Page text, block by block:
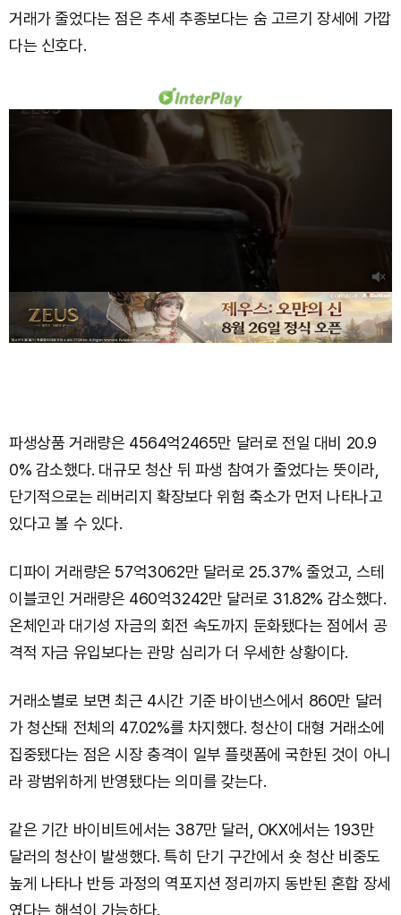
거래가 줄었다는 점은 추세 추종보다는 숨 고르기 장세에 가깝
다는 신호다.
파생상품 거래량은 4564억2465만 달러로 전일 대비 20.9
0% 감소했다. 대규모 청산 뒤 파생 참여가 줄었다는 뜻이라,
단기적으로는 레버리지 확장보다 위험 축소가 먼저 나타나고
있다고 볼 수 있다.
디파이 거래량은 57억3062만 달러로 25.37% 줄었고, 스테
이블코인 거래량은 460억3242만 달러로 31.82% 감소했다.
온체인과 대기성 자금의 회전 속도까지 둔화됐다는 점에서 공
격적 자금 유입보다는 관망 심리가 더 우세한 상황이다.
거래소별로 보면 최근 4시간 기준 바이낸스에서 860만 달러
가 청산돼 전체의 47.02%를 차지했다. 청산이 대형 거래소에
집중됐다는 점은 시장 충격이 일부 플랫폼에 국한된 것이 아니
라 광범위하게 반영됐다는 의미를 갖는다.
같은 기간 바이비트에서는 387만 달러, OKX에서는 193만
달러의 청산이 발생했다. 특히 단기 구간에서 숏 청산 비중도
높게 나타나 반등 과정의 역포지션 정리까지 동반된 혼합 장세
였다는 해석이 가능하다.